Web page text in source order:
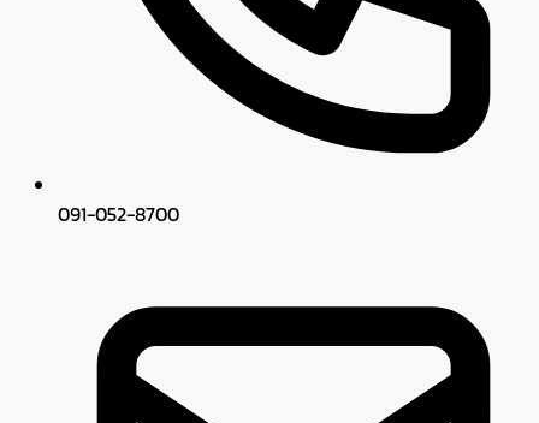
091-052-8700